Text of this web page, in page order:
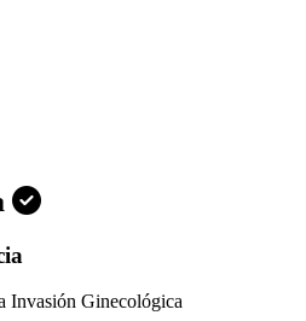
Invasión Ginecológica